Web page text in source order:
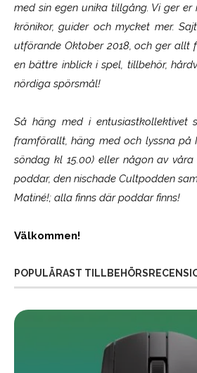
med sin egen unika tillgång. Vi ger er
krönikor, guider och mycket mer.
utförande Oktober 2018, och ger allt
en bättre inblick i spel, tillbehör,
nördiga spörsmål!
Så häng med i
framförallt, häng med och lyssna på
söndag kl 15.00) eller någon av
poddar, den nischade Cultpodden
Matiné!; alla finns där poddar finns!
Välkommen!
POPULÄRAST